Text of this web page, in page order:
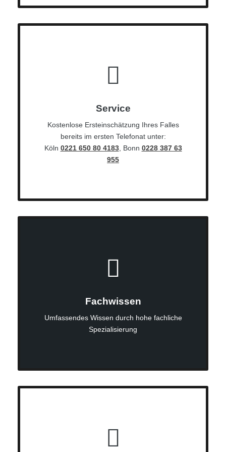
Service
Kostenlose Ersteinschätzung Ihres Falles
bereits im ersten Telefonat unter:
Köln 0221 650 80 4183, Bonn 0228 387 63
955
Fachwissen
Umfassendes Wissen durch hohe fachliche
Spezialisierung